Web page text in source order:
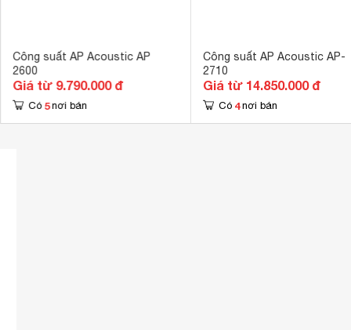
Công suất AP Acoustic AP
2600
Giá từ 9.790.000 đ
Có 5 nơi bán
Công suất AP Acoustic AP-
2710
Giá từ 14.850.000 đ
Có 4 nơi bán